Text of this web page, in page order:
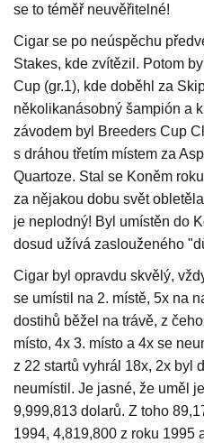
se to téměř neuvěřitelné!
Cigar se po neúspěchu
Stakes, kde zvítězil. Potom
Cup (gr.1), kde doběhl za
několikanásobný šampión a
závodem byl Breeders Cup
s dráhou třetím místem za
Quartoze. Stal se Koněm
za nějakou dobu svět
je neplodný! Byl umístěn do
dosud užívá zaslouženého
Cigar byl opravdu skvělý,
se umístil na 2. místě, 5x na
dostihů běžel na trávě, z
místo, 4x 3. místo a 4x se
z 22 startů vyhrál 18x, 2x byl
neumístil. Je jasné, že uměl
9,999,813 dolarů. Z toho
1994, 4,819,800 z roku 1995